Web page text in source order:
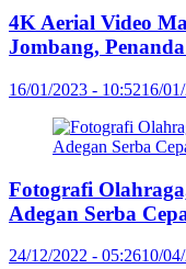
4K Aerial Video
Jombang,
16/01/2023 - 10:5216/
Fotografi
Adegan Serba
24/12/2022 - 05:2610/